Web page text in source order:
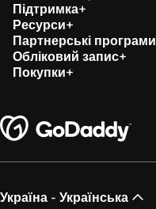
Підтримка
Ресурси
Партнерські програми
Обліковий запис
Покупки
Україна - Українська